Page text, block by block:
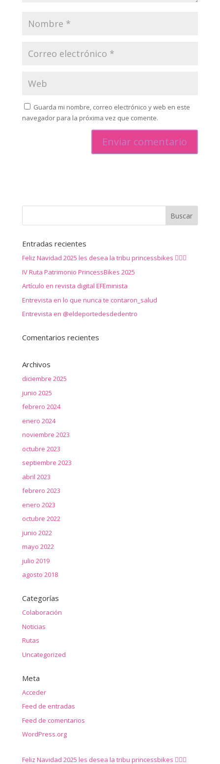
Guarda mi nombre, correo electrónico y web en este
navegador para la próxima vez que comente.
Entradas recientes
Feliz Navidad 2025 les desea la tribu princessbikes 🚴‍♀️✨
IV Ruta Patrimonio PrincessBikes 2025
Artículo en revista digital EFEminista
Entrevista en lo que nunca te contaron_salud
Entrevista en @eldeportedesdedentro
Comentarios recientes
Archivos
diciembre 2025
junio 2025
febrero 2024
enero 2024
noviembre 2023
octubre 2023
septiembre 2023
abril 2023
febrero 2023
enero 2023
octubre 2022
junio 2022
mayo 2022
julio 2019
agosto 2018
Categorías
Colaboración
Noticias
Rutas
Uncategorized
Meta
Acceder
Feed de entradas
Feed de comentarios
WordPress.org
Feliz Navidad 2025 les desea la tribu princessbikes 🚴‍♀️✨